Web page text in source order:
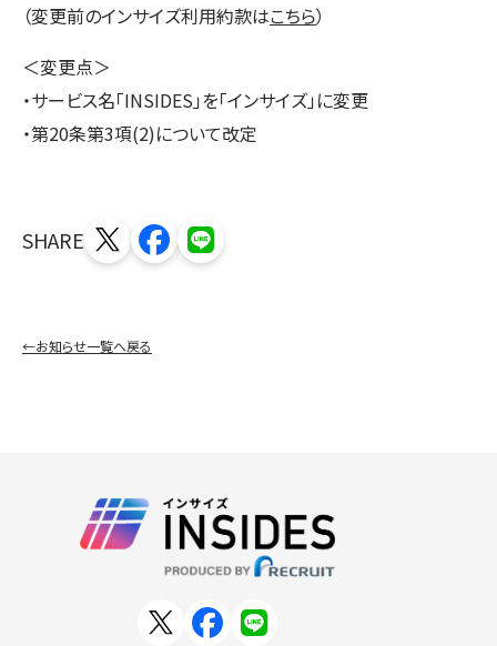
（変更前のインサイズ利用約款はこちら）
＜変更点＞
・サービス名「INSIDES」を「インサイズ」に変更
・第20条第3項(2)について改定
SHARE
←お知らせ一覧へ戻る